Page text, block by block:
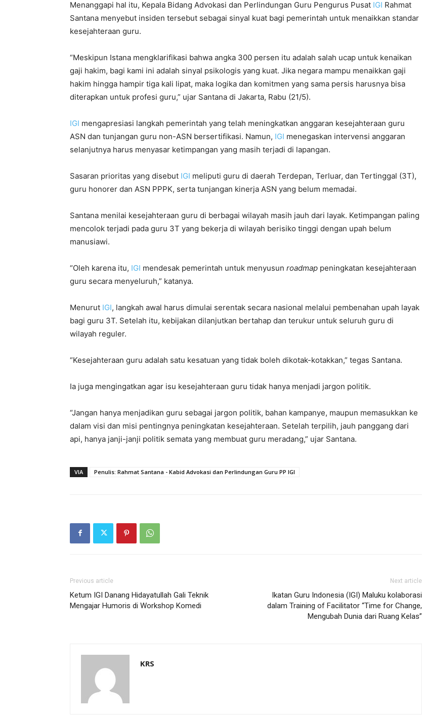
Menanggapi hal itu, Kepala Bidang Advokasi dan Perlindungan Guru Pengurus Pusat IGI Rahmat
Santana menyebut insiden tersebut sebagai sinyal kuat bagi pemerintah untuk menaikkan standar
kesejahteraan guru.
“Meskipun Istana mengklarifikasi bahwa angka 300 persen itu adalah salah ucap untuk kenaikan
gaji hakim, bagi kami ini adalah sinyal psikologis yang kuat. Jika negara mampu menaikkan gaji
hakim hingga hampir tiga kali lipat, maka logika dan komitmen yang sama persis harusnya bisa
diterapkan untuk profesi guru,” ujar Santana di Jakarta, Rabu (21/5).
IGI mengapresiasi langkah pemerintah yang telah meningkatkan anggaran kesejahteraan guru
ASN dan tunjangan guru non-ASN bersertifikasi. Namun, IGI menegaskan intervensi anggaran
selanjutnya harus menyasar ketimpangan yang masih terjadi di lapangan.
Sasaran prioritas yang disebut IGI meliputi guru di daerah Terdepan, Terluar, dan Tertinggal (3T),
guru honorer dan ASN PPPK, serta tunjangan kinerja ASN yang belum memadai.
Santana menilai kesejahteraan guru di berbagai wilayah masih jauh dari layak. Ketimpangan paling
mencolok terjadi pada guru 3T yang bekerja di wilayah berisiko tinggi dengan upah belum
manusiawi.
“Oleh karena itu, IGI mendesak pemerintah untuk menyusun roadmap peningkatan kesejahteraan
guru secara menyeluruh,” katanya.
Menurut IGI, langkah awal harus dimulai serentak secara nasional melalui pembenahan upah layak
bagi guru 3T. Setelah itu, kebijakan dilanjutkan bertahap dan terukur untuk seluruh guru di
wilayah reguler.
“Kesejahteraan guru adalah satu kesatuan yang tidak boleh dikotak-kotakkan,” tegas Santana.
Ia juga mengingatkan agar isu kesejahteraan guru tidak hanya menjadi jargon politik.
“Jangan hanya menjadikan guru sebagai jargon politik, bahan kampanye, maupun memasukkan ke
dalam visi dan misi pentingnya peningkatan kesejahteraan. Setelah terpilih, jauh panggang dari
api, hanya janji-janji politik semata yang membuat guru meradang,” ujar Santana.
VIA Penulis: Rahmat Santana - Kabid Advokasi dan Perlindungan Guru PP IGI
Previous article
Ketum IGI Danang Hidayatullah Gali Teknik
Mengajar Humoris di Workshop Komedi
Next article
Ikatan Guru Indonesia (IGI) Maluku kolaborasi
dalam Training of Facilitator “Time for Change,
Mengubah Dunia dari Ruang Kelas”
KRS